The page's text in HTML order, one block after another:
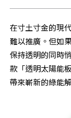
在寸土寸金的現
難以推廣。但如
保持透明的同時
款「透明太陽能
帶來嶄新的綠能